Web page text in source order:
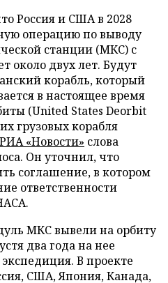
Россия и США в 2028
операцию по выводу
станции (МКС) с
около двух лет. Будут
корабль, который
в настоящее время
(United States Deorbit
грузовых корабля
РИА «Новости» слова
Он уточнил, что
соглашение, в котором
ответственности
МКС вывели на орбиту
два года на нее
В проекте
США, Япония, Канада,